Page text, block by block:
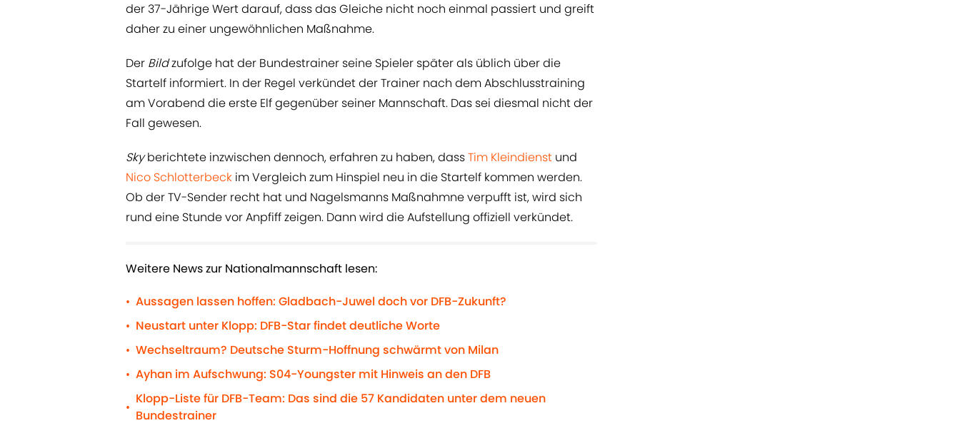
der 37-Jährige Wert darauf, dass das Gleiche nicht noch einmal passiert und greift
daher zu einer ungewöhnlichen Maßnahme.
Der Bildzufolge hat der Bundestrainer seine Spieler später als üblich über die
Startelf informiert. In der Regel verkündet der Trainer nach dem Abschlusstraining
am Vorabend die erste Elf gegenüber seiner Mannschaft. Das sei diesmal nicht der
Fall gewesen.
Skyberichtete inzwischen dennoch, erfahren zu haben, dassTim Kleindienst und
Nico Schlotterbeck im Vergleich zum Hinspiel neu in die Startelf kommen werden.
Ob der TV-Sender recht hat und Nagelsmanns Maßnahmne verpufft ist, wird sich
rund eine Stunde vor Anpfiff zeigen. Dann wird die Aufstellung offiziell verkündet.
Weitere News zur Nationalmannschaft lesen:
• Aussagen lassen hoffen: Gladbach-Juwel doch vor DFB-Zukunft?
• Neustart unter Klopp: DFB-Star findet deutliche Worte
• Wechseltraum? Deutsche Sturm-Hoffnung schwärmt von Milan
• Ayhan im Aufschwung: S04-Youngster mit Hinweis an den DFB
•
Klopp-Liste für DFB-Team: Das sind die 57 Kandidaten unter dem neuen
Bundestrainer